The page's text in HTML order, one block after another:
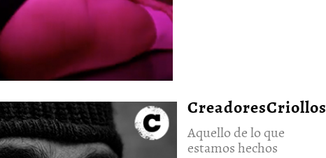
CreadoresCriollos
Aquello de lo que
estamos hechos